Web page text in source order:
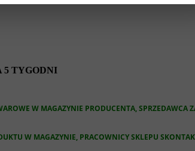
5 TYGODNI
W MAGAZYNIE PRODUCENTA, SPRZEDAWCA
W MAGAZYNIE, PRACOWNICY SKLEPU